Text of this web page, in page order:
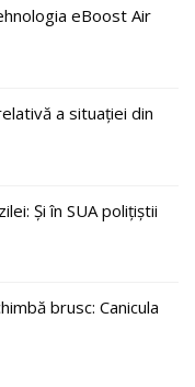
eBoost Air
a situației din
Și în SUA polițiștii
brusc: Canicula